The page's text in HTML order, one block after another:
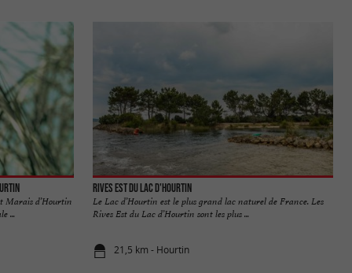
Marais d’Hourtin
...
Rives Est du lac d'Hourtin
Le Lac d’Hourtin est le plus grand lac naturel de France. Les
Rives Est du Lac d’Hourtin sont les plus ...
21,5 km - Hourtin